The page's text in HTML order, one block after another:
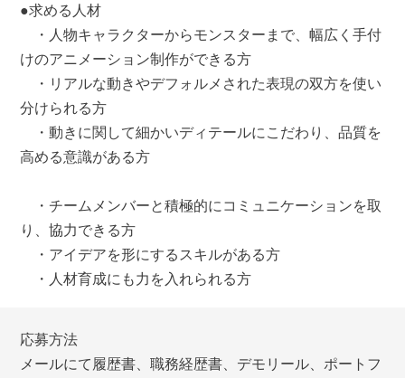
●求める人材
・人物キャラクターからモンスターまで、幅広く手付
けのアニメーション制作ができる方
・リアルな動きやデフォルメされた表現の双方を使い
分けられる方
・動きに関して細かいディテールにこだわり、品質を
高める意識がある方
・チームメンバーと積極的にコミュニケーションを取
り、協力できる方
・アイデアを形にするスキルがある方
・人材育成にも力を入れられる方
応募方法
メールにて履歴書、職務経歴書、デモリール、ポートフ